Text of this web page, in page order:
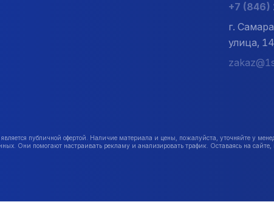
+7
г.
улица,
публичной офертой. Наличие материала и цены, пожалуйста, уточняйте у
Они помогают настраивать рекламу и анализировать трафик. Оставаясь на сайте,